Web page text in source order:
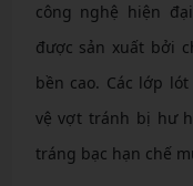
công nghệ hiện
được sản xuất bởi
bền cao. Các lớp
vệ vợt tránh bị hư
tráng bạc hạn chế